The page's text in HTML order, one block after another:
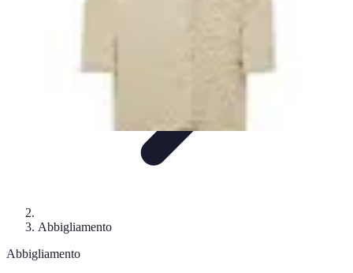
Abbigliamento
Abbigliamento